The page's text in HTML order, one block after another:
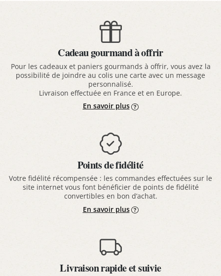
Cadeau gourmand à offrir
Pour les cadeaux et paniers gourmands à offrir, vous avez la
possibilité de joindre au colis une carte avec un message
personnalisé.
Livraison effectuée en France et en Europe.
En savoir plus
Points de fidélité
Votre fidélité récompensée : les commandes effectuées sur le
site internet vous font bénéficier de points de fidélité
convertibles en bon d’achat.
En savoir plus
Livraison rapide et suivie